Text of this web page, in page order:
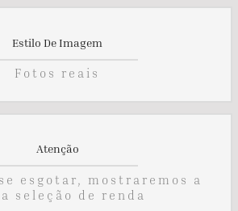
Estilo De Imagem
Fotos reais
Atenção
esgotar, mostraremos a
seleção de renda